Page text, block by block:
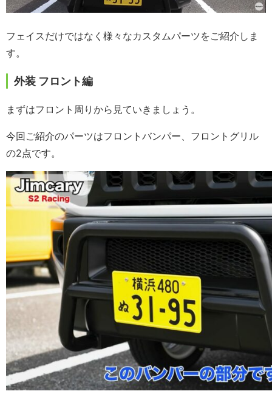
フェイスだけではなく様々なカスタムパーツをご紹介しま
す。
外装 フロント編
まずはフロント周りから見ていきましょう。
今回ご紹介のパーツはフロントバンパー、フロントグリル
の2点です。